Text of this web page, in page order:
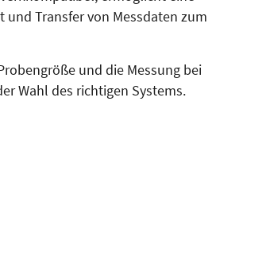
Transfer von Messdaten zum
und die Messung bei
Wahl des richtigen Systems.